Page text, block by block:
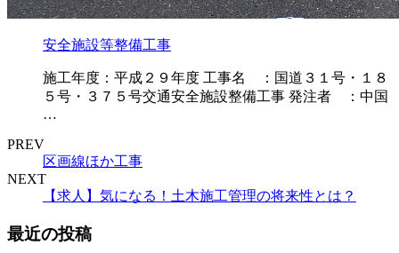
安全施設等整備工事
施工年度：平成２９年度 工事名 ：国道３１号・１８
５号・３７５号交通安全施設整備工事 発注者 ：中国
…
PREV
区画線ほか工事
NEXT
【求人】気になる！土木施工管理の将来性とは？
最近の投稿